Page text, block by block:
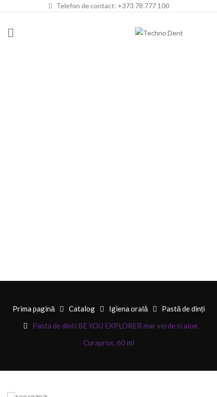
Telefon de contact: +373 78 777 100
Prima pagină Catalog Igiena orală
Pastă de dinți
Pasta de dinti BE YOU EXPLORER mar verde si aloe,
Curaprox, 60 ml